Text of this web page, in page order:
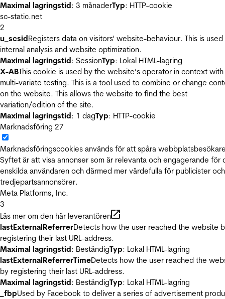
Maximal lagringstid: 3 månaderTyp: HTTP-cookie
sc-static.net
2
u_scsidRegisters data on visitors' website-behaviour. This is
internal analysis and website optimization.
Maximal lagringstid: SessionTyp: Lokal HTML-lagring
X-ABThis cookie is used by the website’s operator in context with
multi-variate testing. This is a tool used to combine or change
on the website. This allows the website to find the best
variation/edition of the site.
Maximal lagringstid: 1 dagTyp: HTTP-cookie
Marknadsföring 27
Marknadsföringscookies används för att spåra
Syftet är att visa annonser som är relevanta och engagerande för
enskilda användaren och därmed mer värdefulla för publicister och
tredjepartsannonsörer.
Meta Platforms, Inc.
3
Läs mer om den här leverantören
lastExternalReferrerDetects how the user reached the website
registering their last URL-address.
Maximal lagringstid: BeständigTyp: Lokal HTML-lagring
lastExternalReferrerTimeDetects how the user reached the
by registering their last URL-address.
Maximal lagringstid: BeständigTyp: Lokal HTML-lagring
_fbpUsed by Facebook to deliver a series of advertisement